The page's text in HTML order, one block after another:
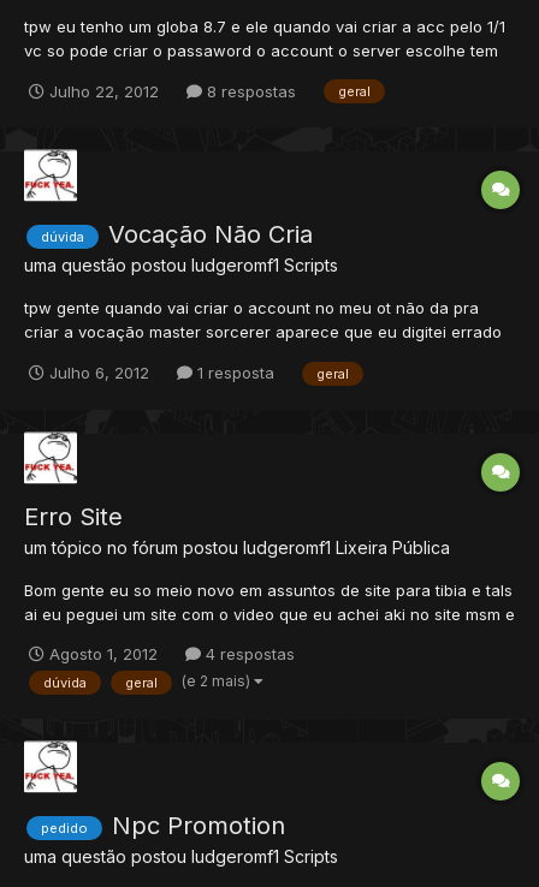
tpw eu tenho um globa 8.7 e ele quando vai criar a acc pelo 1/1
vc so pode criar o passaword o account o server escolhe tem
Julho 22, 2012
8 respostas geral
dúvida Vocação Não Cria
uma questão postou ludgeromf1 Scripts
tpw gente quando vai criar o account no meu ot não da pra
criar a vocação master sorcerer aparece que eu digitei errado
Julho 6, 2012
1 resposta geral
Erro Site
um tópico no fórum postou ludgeromf1 Lixeira Pública
Bom gente eu so meio novo em assuntos de site para tibia e tals
ai eu peguei um site com o video que eu achei aki no site msm e
problema gente...as pessoas ñ conseguem acessar o site eu
desblokiei as portas 80 e 8090 mais msm assim n...
Agosto 1, 2012 4 respostas
dúvida geral (e 2 mais)
pedido Npc Promotion
uma questão postou ludgeromf1 Scripts